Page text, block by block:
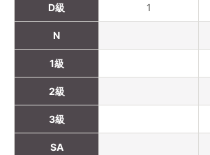
D級
N
1級
2級
3級
SA
1